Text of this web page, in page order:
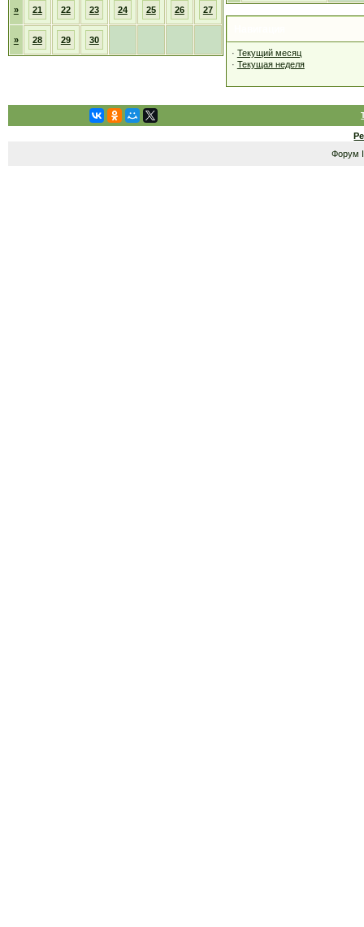
» 21 22 23 24 25 26 27
» 28 29 30
· Текущий месяц
· Текущая неделя
Форум